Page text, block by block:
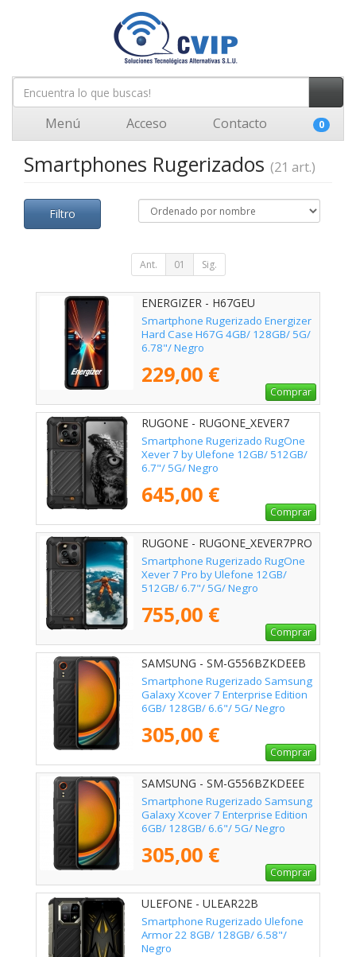
Menú Acceso Contacto 0
Smartphones Rugerizados (21 art.)
Filtro
Ant. 01 Sig.
ENERGIZER - H67GEU
Smartphone Rugerizado Energizer
Hard Case H67G 4GB/ 128GB/ 5G/
6.78"/ Negro
229,00 €
Comprar
RUGONE - RUGONE_XEVER7
Smartphone Rugerizado RugOne
Xever 7 by Ulefone 12GB/ 512GB/
6.7"/ 5G/ Negro
645,00 €
Comprar
RUGONE - RUGONE_XEVER7PRO
Smartphone Rugerizado RugOne
Xever 7 Pro by Ulefone 12GB/
512GB/ 6.7"/ 5G/ Negro
755,00 €
Comprar
SAMSUNG - SM-G556BZKDEEB
Smartphone Rugerizado Samsung
Galaxy Xcover 7 Enterprise Edition
6GB/ 128GB/ 6.6"/ 5G/ Negro
305,00 €
Comprar
SAMSUNG - SM-G556BZKDEEE
Smartphone Rugerizado Samsung
Galaxy Xcover 7 Enterprise Edition
6GB/ 128GB/ 6.6"/ 5G/ Negro
305,00 €
Comprar
ULEFONE - ULEAR22B
Smartphone Rugerizado Ulefone
Armor 22 8GB/ 128GB/ 6.58"/
Negro